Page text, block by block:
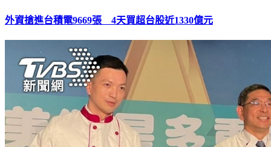
外資搶進台積電9669張 4天買超台股近1330億元